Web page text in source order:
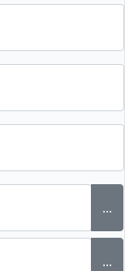
...
...